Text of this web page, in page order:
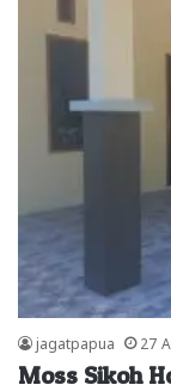
jagatpapua 27
Moss Sikoh